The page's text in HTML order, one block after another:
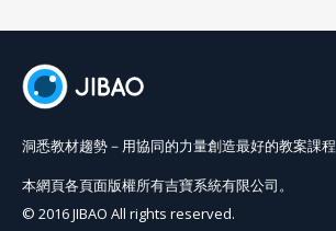
洞悉教材趨勢－用協同的力量創造最好的教案課程
本網頁各頁面版權所有吉寶系統有限公司。
© 2016 JIBAO All rights reserved.